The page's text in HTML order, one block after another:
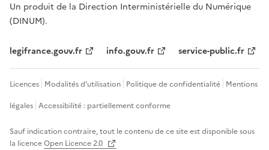
Un produit de la Direction Interministérielle du Numérique
(DINUM).
legifrance.gouv.fr info.gouv.fr service-public.fr
Licences Modalités d'utilisation Politique de confidentialité Mentions
légales Accessibilité : partiellement conforme
Sauf indication contraire, tout le contenu de ce site est disponible sous
la licenceOpen Licence 2.0